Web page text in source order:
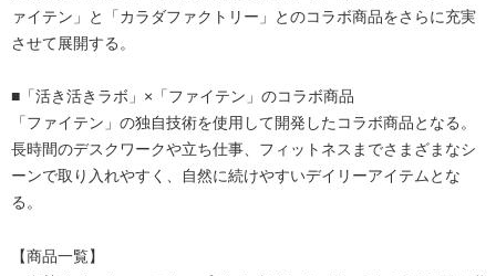
ァイテン」と「カラダファクトリー」とのコラボ商品をさらに充実
させて展開する。
■「活き活きラボ」×「ファイテン」のコラボ商品
「ファイテン」の独自技術を使用して開発したコラボ商品となる。
長時間のデスクワークや立ち仕事、フィットネスまでさまざまなシ
ーンで取り入れやすく、自然に続けやすいデイリーアイテムとな
る。
【商品一覧】